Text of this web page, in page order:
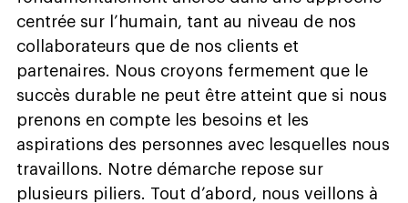
centrée sur l’humain, tant au niveau de nos
collaborateurs que de nos clients et
partenaires. Nous croyons fermement que le
succès durable ne peut être atteint que si nous
prenons en compte les besoins et les
aspirations des personnes avec lesquelles nous
travaillons. Notre démarche repose sur
plusieurs piliers. Tout d’abord, nous veillons à